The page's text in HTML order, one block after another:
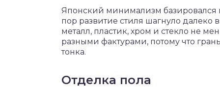
Японский минимализм базировался
пор развитие стиля шагнуло далеко
металл, пластик, хром и стекло не
разными фактурами, потому что
тонка.
Отделка пола